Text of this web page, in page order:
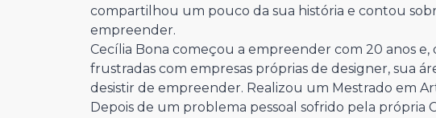
compartilhou um pouco da sua história e contou
empreender.
Cecília Bona começou a empreender com 20 anos
frustradas com empresas próprias de designer, sua
desistir de empreender. Realizou um Mestrado em
Depois de um problema pessoal sofrido pela própria